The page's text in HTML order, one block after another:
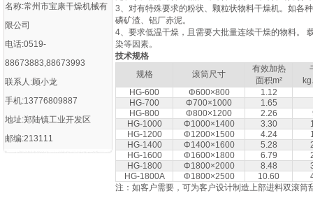
名称:常州市宝康干燥机械有
限公司
电话:0519-
88673883,88673993
联系人:顾小龙
手机:13776809887
地址:郑陆镇工业开发区
邮编:213111
3、对有特殊要求的粉状、颗粒状物料干燥机。如各
磷矿渣、铝厂赤泥。
4、要求低温干燥，且需要大批量连续干燥的物料。
染等因素。
技术规格
规格
滚筒尺寸
有效加热
面积m²
HG-600
Φ600×800
1.12
HG-700
Φ700×1000
1.65
HG-800
Φ800×1200 2.26
HG-1000
Φ1000×1400 3.30
HG-1200
Φ1200×1500 4.24
HG-1400
Φ1400×1600 5.28
HG-1600
Φ1600×1800 6.79
HG-1800
Φ1800×2000 8.48
HG-1800A
Φ1800×2500 10.60
注：如客户需要，可为客户设计制造上部进料双滚筒